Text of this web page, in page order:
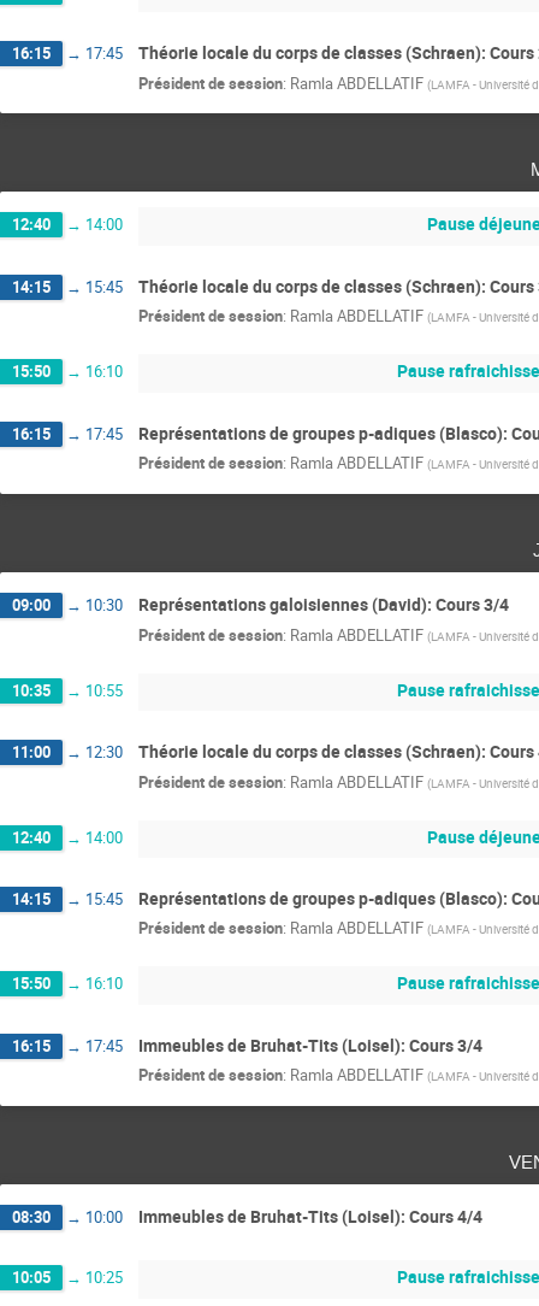
16:15 → 17:45 Théorie locale du corps de classes (Schraen): Cours
Président de session: Ramla ABDELLATIF (LAMFA - Université
12:40 → 14:00 Pause
14:15 → 15:45 Théorie locale du corps de classes (Schraen): Cours
Président de session: Ramla ABDELLATIF (LAMFA - Université
15:50 → 16:10 Pause
16:15 → 17:45 Représentations de groupes p-adiques (Blasco):
Président de session: Ramla ABDELLATIF (LAMFA - Université
09:00 → 10:30 Représentations galoisiennes (David): Cours 3/4
Président de session: Ramla ABDELLATIF (LAMFA - Université
10:35 → 10:55 Pause
11:00 → 12:30 Théorie locale du corps de classes (Schraen): Cours
Président de session: Ramla ABDELLATIF (LAMFA - Université
12:40 → 14:00 Pause
14:15 → 15:45 Représentations de groupes p-adiques (Blasco):
Président de session: Ramla ABDELLATIF (LAMFA - Université
15:50 → 16:10 Pause
16:15 → 17:45 Immeubles de Bruhat-Tits (Loisel): Cours 3/4
Président de session: Ramla ABDELLATIF (LAMFA - Université
08:30 → 10:00 Immeubles de Bruhat-Tits (Loisel): Cours 4/4
10:05 → 10:25 Pause